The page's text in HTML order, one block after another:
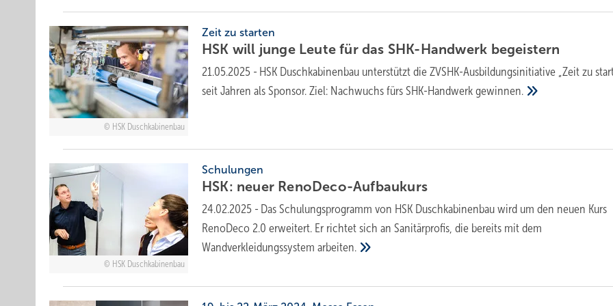
HSK Duschkabinenbau
Zeit zu starten
HSK will junge Leute für das SHK-Hand­werk begeis­tern
21.05.2025 - HSK Duschkabinenbau unter­stützt die ZVSHK-Aus­bil­dungs­ini­tia­tive „Zeit zu
seit Jah­ren als Sponsor. Ziel: Nach­wuchs fürs SHK-Hand­werkgewinnen.
HSK Duschkabinenbau
Schulungen
HSK: neuer RenoDeco-Auf­bau­kurs
24.02.2025 - Das Schulungsprogramm von HSK Duschkabinenbau wird um den neuen Kurs
RenoDeco 2.0 erweitert. Er richtet sich an Sanitärprofis, die bereits mit dem
Wandverkleidungssystemarbeiten.